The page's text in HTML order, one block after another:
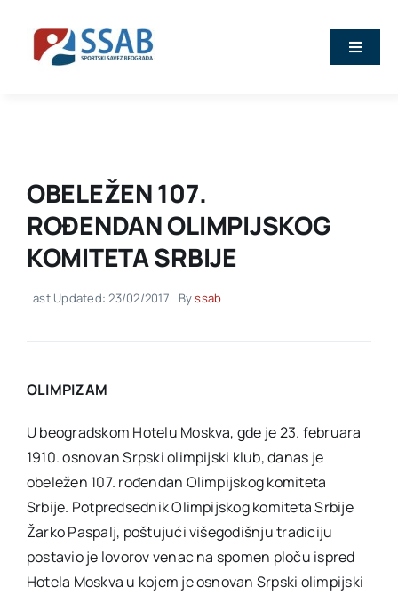
content
Toggle
Kalendar
Stručna predavanja
Akti SSAB
Kontakt
OBELEŽEN 107.
ROĐENDAN OLIMPIJSKOG
KOMITETA SRBIJE
Last Updated: 23/02/2017 Byssab
OLIMPIZAM
U beogradskom Hotelu Moskva, gde je 23. februara
1910. osnovan Srpski olimpijski klub, danas je
obeležen 107. rođendan Olimpijskog komiteta
Srbije. Potpredsednik Olimpijskog komiteta Srbije
Žarko Paspalj, poštujući višegodišnju tradiciju
postavio je lovorov venac na spomen ploču ispred
Hotela Moskva u kojem je osnovan Srpski olimpijski